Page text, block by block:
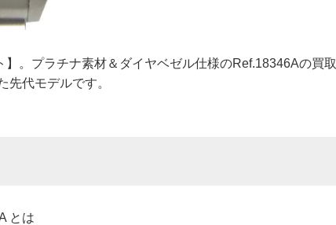
。プラチナ素材＆ダイヤベゼル仕様のRef.18346Aの買取
先代モデルです。
とは